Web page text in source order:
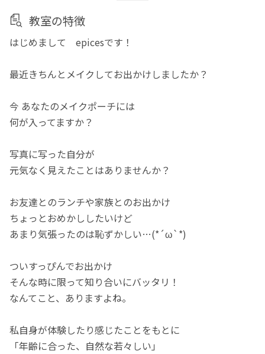
教室の特徴
はじめまして epicesです！
最近きちんとメイクしてお出かけしましたか？
今 あなたのメイクポーチには
何が入ってますか？
写真に写った自分が
元気なく見えたことはありませんか？
お友達とのランチや家族とのお出かけ
ちょっとおめかししたいけど
あまり気張ったのは恥ずかしい…(*´ω`*)
ついすっぴんでお出かけ
そんな時に限って知り合いにバッタリ！
なんてこと、ありますよね。
私自身が体験したり感じたことをもとに
「年齢に合った、自然な若々しい」